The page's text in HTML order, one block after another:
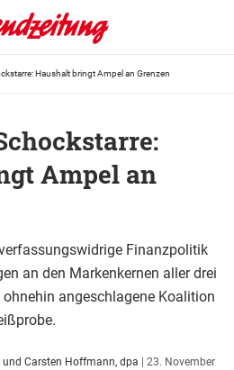
Haushalt bringt Ampel an Grenzen
Ampel an
Finanzpolitik
an den Markenkernen aller drei
angeschlagene Koalition
Carsten Hoffmann, dpa | 23. November